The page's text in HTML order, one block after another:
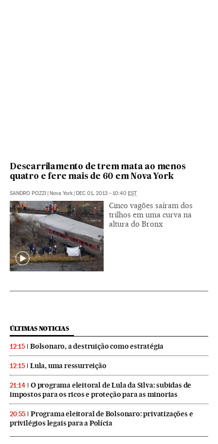
Descarrilamento de trem mata ao menos
quatro e fere mais de 60 em Nova York
SANDRO POZZI | Nova York | DEC 01, 2013 - 10:40 EST
Cinco vagões saíram dos
trilhos em uma curva na
altura do Bronx
ÚLTIMAS NOTICIAS
12:15 Bolsonaro, a destruição como estratégia
12:15 Lula, uma ressurreição
21:14
O programa eleitoral de Lula da Silva: subidas de
impostos para os ricos e proteção para as minorias
20:55
Programa eleitoral de Bolsonaro: privatizações e
privilégios legais para a Polícia